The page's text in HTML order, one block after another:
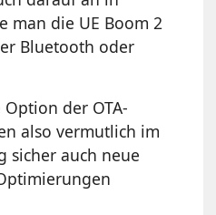
man die UE Boom 2
Bluetooth oder
der OTA-
also vermutlich im
sicher auch neue